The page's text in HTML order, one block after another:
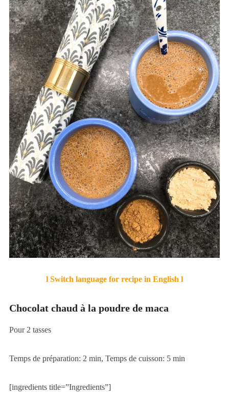
l Switch language for recipe in English l
Chocolat chaud à la poudre de maca
Pour 2 tasses
Temps de préparation: 2 min, Temps de cuisson: 5 min
[ingredients title=”Ingredients”]